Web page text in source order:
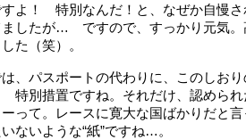
すよ！ 特別なんだ！と、なぜか自慢
ましたが… ですので、すっかり元気。
た（笑）。
、パスポートの代わりに、このしお
特別措置ですね。それだけ、認めら
ーって。レースに寛大な国ばかりだと
いないような“紙”ですね…。